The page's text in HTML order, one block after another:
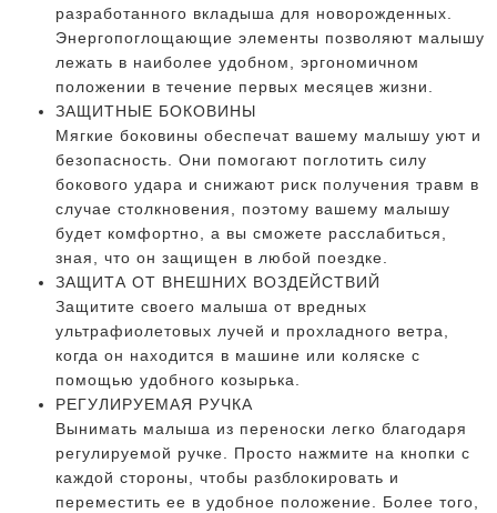
разработанного вкладыша для новорожденных.
Энергопоглощающие элементы позволяют малышу
лежать в наиболее удобном, эргономичном
положении в течение первых месяцев жизни.
ЗАЩИТНЫЕ БОКОВИНЫ
Мягкие боковины обеспечат вашему малышу уют и
безопасность. Они помогают поглотить силу
бокового удара и снижают риск получения травм в
случае столкновения, поэтому вашему малышу
будет комфортно, а вы сможете расслабиться,
зная, что он защищен в любой поездке.
ЗАЩИТА ОТ ВНЕШНИХ ВОЗДЕЙСТВИЙ
Защитите своего малыша от вредных
ультрафиолетовых лучей и прохладного ветра,
когда он находится в машине или коляске с
помощью удобного козырька.
РЕГУЛИРУЕМАЯ РУЧКА
Вынимать малыша из переноски легко благодаря
регулируемой ручке. Просто нажмите на кнопки с
каждой стороны, чтобы разблокировать и
переместить ее в удобное положение. Более того,